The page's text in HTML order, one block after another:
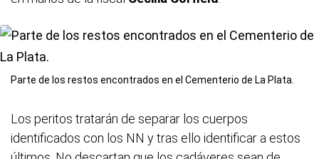
Parte de los restos encontrados en el Cementerio de La Plata.
Los peritos tratarán de separar los cuerpos
identificados con los NN y tras ello identificar a estos